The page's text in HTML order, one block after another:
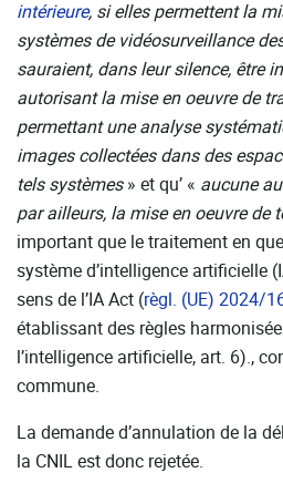
intérieure, si elles permettent la
systèmes de vidéosurveillance
sauraient, dans leur silence, être
autorisant la mise en oeuvre de
permettant une analyse
images collectées dans des
tels systèmes» et qu’ « aucune
par ailleurs, la mise en oeuvre de
important que le traitement en
système d’intelligence artificielle
sens de l’IA Act (règl. (UE) 2024/
établissant des règles
l’intelligence artificielle, art. 6).,
commune.
La demande d’annulation de la
la CNIL est donc rejetée.